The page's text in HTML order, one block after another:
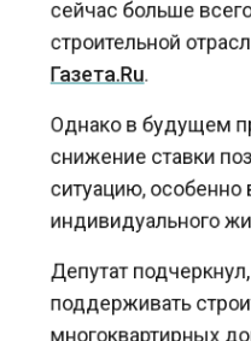
строительной
Газета.Ru.
снижение ставки
ситуацию,
индивидуального
Депутат
многоквартирных